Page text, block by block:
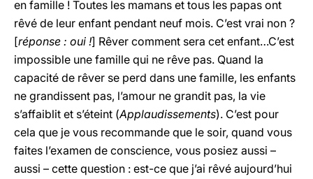
en famille ! Toutes les mamans et tous les papas ont
rêvé de leur enfant pendant neuf mois. C’est vrai non ?
[réponse : oui !] Rêver comment sera cet enfant…C’est
impossible une famille qui ne rêve pas. Quand la
capacité de rêver se perd dans une famille, les enfants
ne grandissent pas, l’amour ne grandit pas, la vie
s’affaiblit et s’éteint (Applaudissements). C’est pour
cela que je vous recommande que le soir, quand vous
faites l’examen de conscience, vous posiez aussi –
aussi – cette question : est-ce que j’ai rêvé aujourd’hui